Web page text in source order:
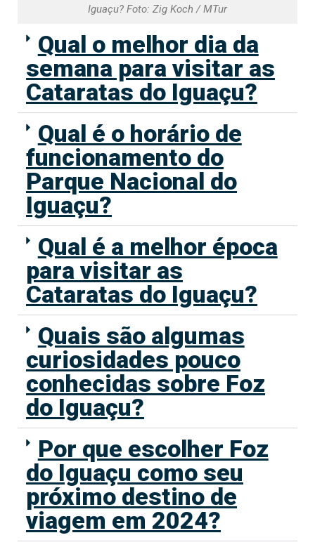
Iguaçu? Foto: Zig Koch / MTur
Qual o melhor dia da
semana para visitar as
Cataratas do Iguaçu?
Qual é o horário de
funcionamento do
Parque Nacional do
Iguaçu?
Qual é a melhor época
para visitar as
Cataratas do Iguaçu?
Quais são algumas
curiosidades pouco
conhecidas sobre Foz
do Iguaçu?
Por que escolher Foz
do Iguaçu como seu
próximo destino de
viagem em 2024?